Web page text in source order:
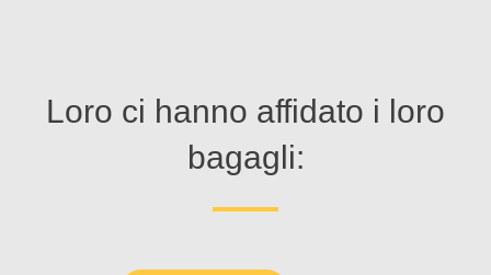
Loro ci hanno affidato i loro
bagagli: